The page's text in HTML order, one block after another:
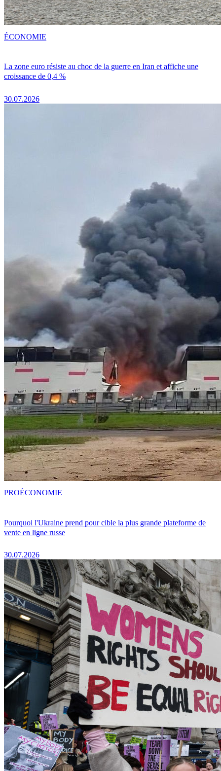
La zone euro résiste au choc de la guerre en Iran et affiche une
croissance de 0,4 %
30.07.2026
ÉCONOMIE
Pourquoi l'Ukraine prend pour cible la plus grande plateforme de
vente en ligne russe
30.07.2026
PROÉCONOMIE